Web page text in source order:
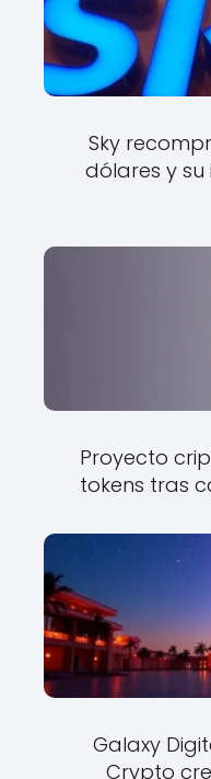
Sky
dólares y
Proyecto
tokens tras
Galaxy
Crypto